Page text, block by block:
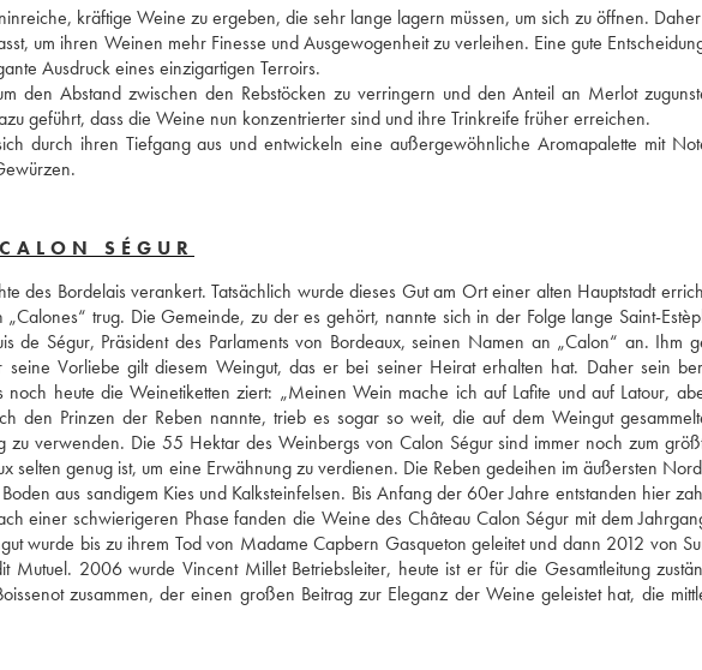
kräftige Weine zu ergeben, die sehr lange lagern müssen, um sich zu öffnen.
um ihren Weinen mehr Finesse und Ausgewogenheit zu verleihen. Eine gute
Ausdruck eines einzigartigen Terroirs.
den Abstand zwischen den Rebstöcken zu verringern und den Anteil an Merlot
geführt, dass die Weine nun konzentrierter sind und ihre Trinkreife früher erreichen.
durch ihren Tiefgang aus und entwickeln eine außergewöhnliche Aromapalette mit
SÉGUR
des Bordelais verankert. Tatsächlich wurde dieses Gut am Ort einer alten Hauptstadt
trug. Die Gemeinde, zu der es gehört, nannte sich in der Folge lange Saint-
de Ségur, Präsident des Parlaments von Bordeaux, seinen Namen an „Calon“ an. Ihm
Vorliebe gilt diesem Weingut, das er bei seiner Heirat erhalten hat. Daher sein
heute die Weinetiketten ziert: „Meinen Wein mache ich auf Lafite und auf Latour,
den Prinzen der Reben nannte, trieb es sogar so weit, die auf dem Weingut
zu verwenden. Die 55 Hektar des Weinbergs von Calon Ségur sind immer noch zum
selten genug ist, um eine Erwähnung zu verdienen. Die Reben gedeihen im äußersten
aus sandigem Kies und Kalksteinfelsen. Bis Anfang der 60er Jahre entstanden hier
einer schwierigeren Phase fanden die Weine des Château Calon Ségur mit dem
wurde bis zu ihrem Tod von Madame Capbern Gasqueton geleitet und dann 2012 von
Mutuel. 2006 wurde Vincent Millet Betriebsleiter, heute ist er für die Gesamtleitung
zusammen, der einen großen Beitrag zur Eleganz der Weine geleistet hat, die